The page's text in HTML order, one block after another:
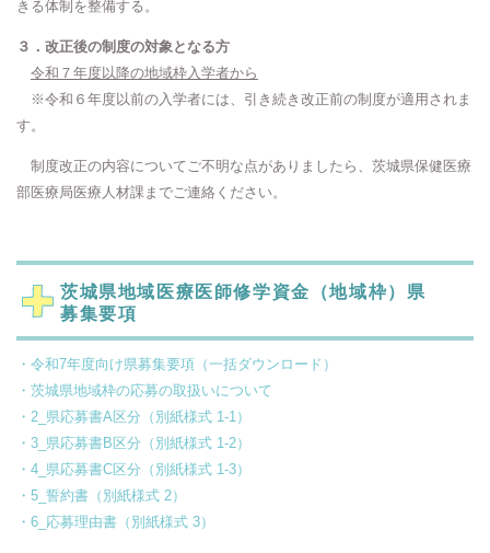
きる体制を整備する。
３．改正後の制度の対象となる方
令和７年度以降の地域枠入学者から
※令和６年度以前の入学者には、引き続き改正前の制度が適用されま
す。
制度改正の内容についてご不明な点がありましたら、茨城県保健医療
部医療局医療人材課までご連絡ください。
茨城県地域医療医師修学資金（地域枠）県
募集要項
・令和7年度向け県募集要項（一括ダウンロード）
・茨城県地域枠の応募の取扱いについて
・2_県応募書A区分（別紙様式 1-1）
・3_県応募書B区分（別紙様式 1-2）
・4_県応募書C区分（別紙様式 1-3）
・5_誓約書（別紙様式 2）
・6_応募理由書（別紙様式 3）